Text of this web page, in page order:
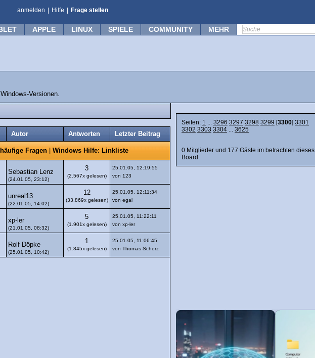
anmelden Hilfe Frage stellen
APPLE LINUX SPIELE COMMUNITY MEHR
Versionen.
Autor Antworten Letzter Beitrag
Fragen Windows Hilfe: Linkliste
Sebastian Lenz
(24.01.05, 23:12)
3
(2.567x gelesen)
25.01.05, 12:19:55
von 123
unreal13
(22.01.05, 14:02)
12
(33.869x gelesen)
25.01.05, 12:11:34
von egal
xp-ler
(21.01.05, 08:32)
5
(1.901x gelesen)
25.01.05, 11:22:11
von xp-ler
Rolf Döpke
(25.01.05, 10:42)
1
(1.845x gelesen)
25.01.05, 11:06:45
von Thomas Scherz
Seiten: 1 ... 3296 3297 3298 3299 [3300] 3301
3302 3303 3304 ... 3625
0 Mitglieder und 177 Gäste im betrachten dieses
Board.